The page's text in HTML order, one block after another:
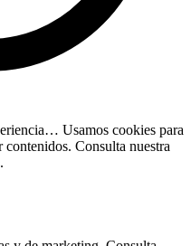
Usamos cookies para
Consulta nuestra